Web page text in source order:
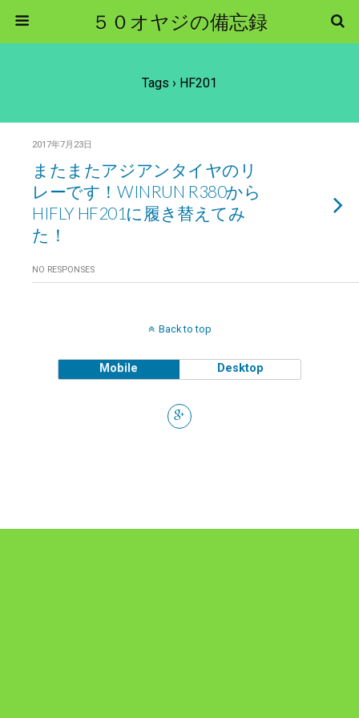
５０オヤジの備忘録
Tags › HF201
2017年7月23日
またまたアジアンタイヤのリ
レーです！WINRUN R380から
HIFLY HF201に履き替えてみ
た！
NO RESPONSES
Back to top
Mobile Desktop